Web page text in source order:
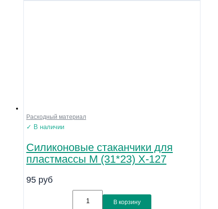
Расходный материал
✓ В наличии
Силиконовые стаканчики для
пластмассы M (31*23) Х-127
95 руб
В корзину